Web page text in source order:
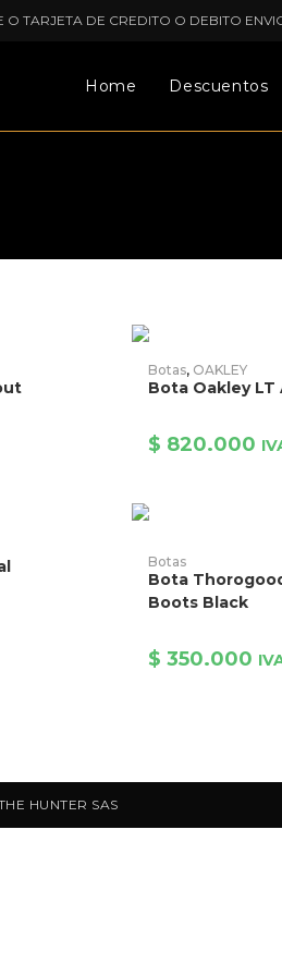
TARJETA DE CREDITO O DEBITO
Home Descuentos
Botas, OAKLEY
Bota Oakley
$ 820.000
Botas
Bota
Boots Black
$ 350.000
HUNTER SAS